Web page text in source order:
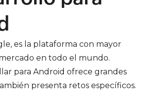
es la plataforma con mayor
en todo el mundo.
para Android ofrece grandes
presenta retos específicos.